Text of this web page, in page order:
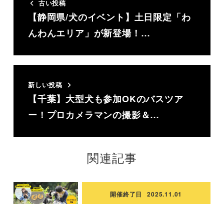
古い投稿
【静岡県/犬のイベント】土日限定「わ
んわんエリア」が新登場！…
新しい投稿
【千葉】大型犬も参加OKのバスツア
ー！プロカメラマンの撮影＆…
関連記事
開催終了日 2025.11.01